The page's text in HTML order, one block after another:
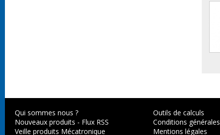
Qui sommes nous ?
Nouveaux produits - Flux RSS
Veille produits Mécatronique
Outils de calculs
Conditions générales
Mentions légales